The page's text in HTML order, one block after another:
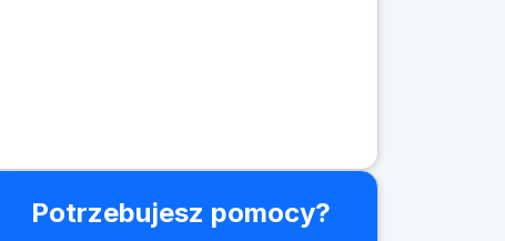
Potrzebujesz pomocy?